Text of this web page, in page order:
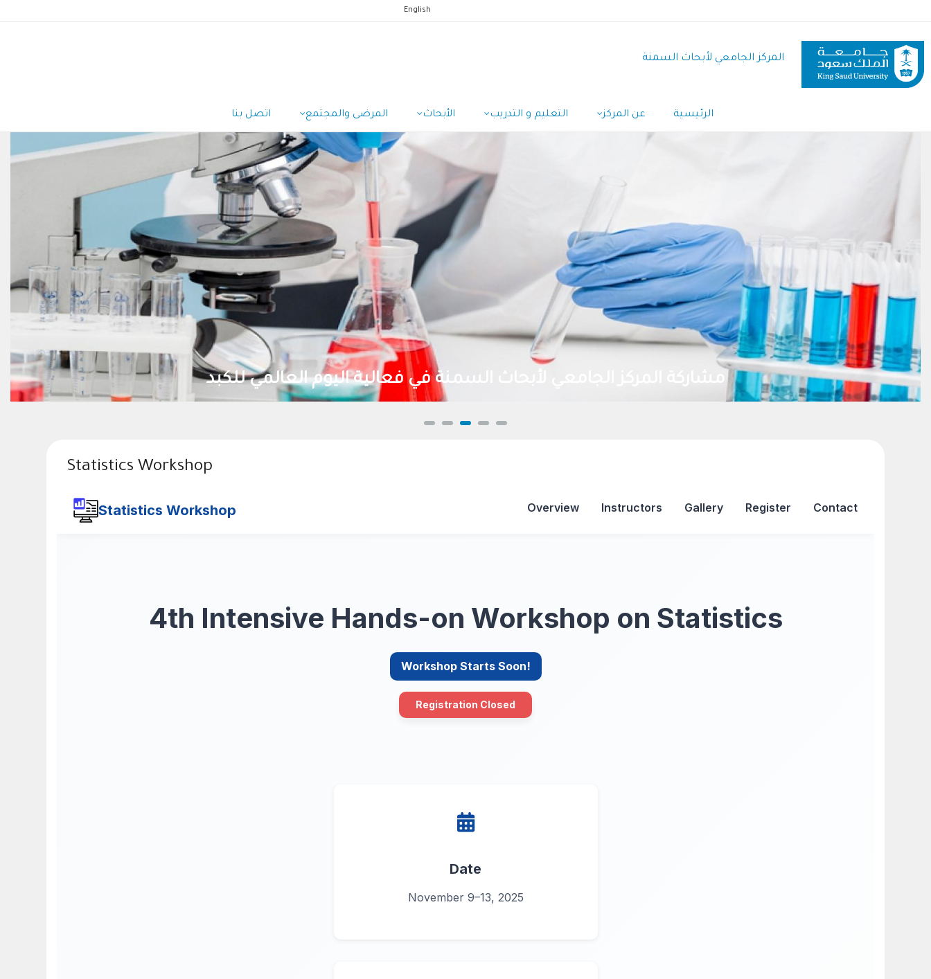
المحتوى
الرئيسي
English
المركز الجامعي لأبحاث السمنة
الرئيسية عن المركز التعليم و التدريب الأبحاث المرضى والمجتمع اتصل بنا
مشاركة المركز الجامعي لأبحاث السمنة في فعالية اليوم العالمي للكبد
Statistics Workshop